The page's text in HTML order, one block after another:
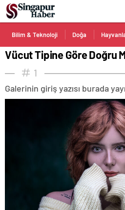
Bilim & Teknoloji Doğa
Vücut Tipine Göre Doğru
1
Galerinin giriş yazısı burada